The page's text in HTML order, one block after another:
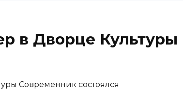
в Дворце Культуры
Современник состоялся